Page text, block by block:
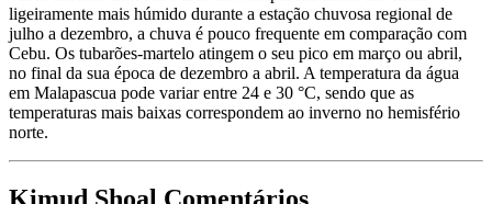
ligeiramente mais húmido durante a estação chuvosa regional de
julho a dezembro, a chuva é pouco frequente em comparação com
Cebu. Os tubarões-martelo atingem o seu pico em março ou abril,
no final da sua época de dezembro a abril. A temperatura da água
em Malapascua pode variar entre 24 e 30 °C, sendo que as
temperaturas mais baixas correspondem ao inverno no hemisfério
norte.